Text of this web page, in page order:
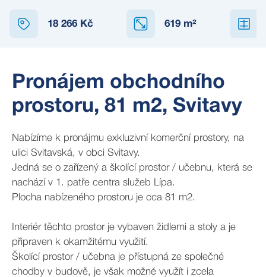
18 266 Kč 619 m²
Pronájem obchodního
prostoru, 81 m2, Svitavy
Nabízíme k pronájmu exkluzivní komerční prostory, na
ulici Svitavská, v obci Svitavy.
Jedná se o zařízený a školící prostor / učebnu, která se
nachází v 1. patře centra služeb Lípa.
Plocha nabízeného prostoru je cca 81 m2.
Interiér těchto prostor je vybaven židlemi a stoly a je
připraven k okamžitému využití.
Školící prostor / učebna je přístupná ze společné
chodby v budově, je však možné využít i zcela